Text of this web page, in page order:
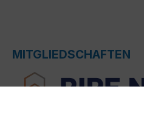
MITGLIEDSCHAFTEN